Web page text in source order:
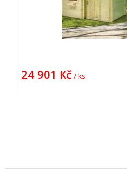
24 901 Kč / ks